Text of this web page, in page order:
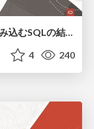
[JPOUG Tech Talk Night #16]1歩踏み込むSQLの結合方法
4 240